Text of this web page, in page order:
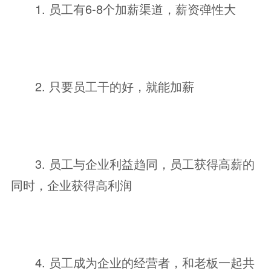
1. 员工有6-8个加薪渠道，薪资弹性大
2. 只要员工干的好，就能加薪
3. 员工与企业利益趋同，员工获得高薪的
同时，企业获得高利润
4. 员工成为企业的经营者，和老板一起共